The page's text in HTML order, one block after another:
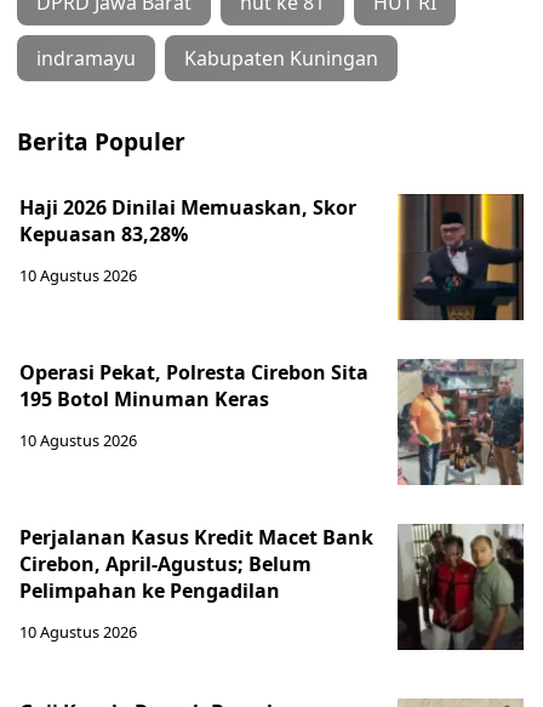
indramayu Kabupaten Kuningan
Berita Populer
Haji 2026 Dinilai Memuaskan, Skor
Kepuasan 83,28%
10 Agustus 2026
Operasi Pekat, Polresta Cirebon Sita
195 Botol Minuman Keras
10 Agustus 2026
Perjalanan Kasus Kredit Macet Bank
Cirebon, April-Agustus; Belum
Pelimpahan ke Pengadilan
10 Agustus 2026